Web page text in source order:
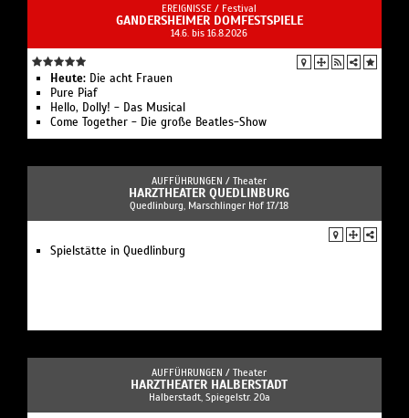
EREIGNISSE / Festival
GANDERSHEIMER DOMFESTSPIELE
14.6. bis 16.8.2026
Heute: Die acht Frauen
Pure Piaf
Hello, Dolly! - Das Musical
Come Together - Die große Beatles-Show
AUFFÜHRUNGEN / Theater
HARZTHEATER QUEDLINBURG
Quedlinburg, Marschlinger Hof 17/18
Spielstätte in Quedlinburg
AUFFÜHRUNGEN / Theater
HARZTHEATER HALBERSTADT
Halberstadt, Spiegelstr. 20a